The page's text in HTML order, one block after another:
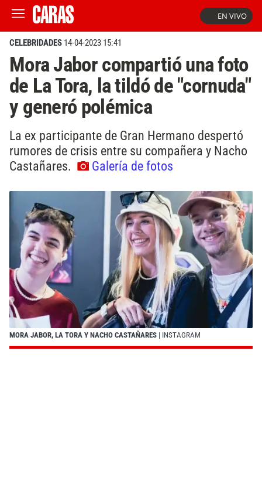
EN VIVO
CELEBRIDADES 14-04-2023 15:41
Mora Jabor compartió una foto
de La Tora, la tildó de "cornuda"
y generó polémica
La ex participante de Gran Hermano despertó
rumores de crisis entre su compañera y Nacho
Castañares.
Galería de fotos
MORA JABOR, LA TORA Y NACHO CASTAÑARES | INSTAGRAM